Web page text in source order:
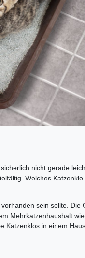
nicht gerade
Welches
sein sollte.
Mehrkatzenhaushalt
in einem